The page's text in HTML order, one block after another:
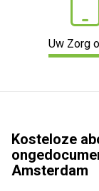
Uw Zorg
Kosteloze
Amsterdam